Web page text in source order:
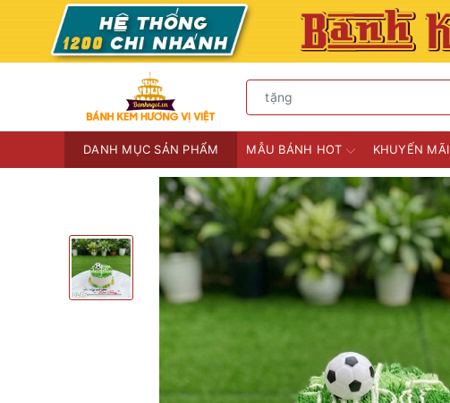
DANH MỤC SẢN PHẨM MẪU BÁNH HOT KHUYẾN MÃI